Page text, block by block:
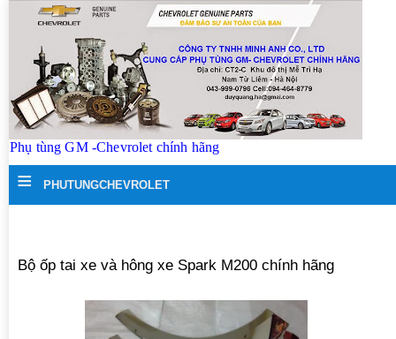
Phụ tùng GM -Chevrolet chính hãng
≡ PHUTUNGCHEVROLET
Bộ ốp tai xe và hông xe Spark M200 chính hãng